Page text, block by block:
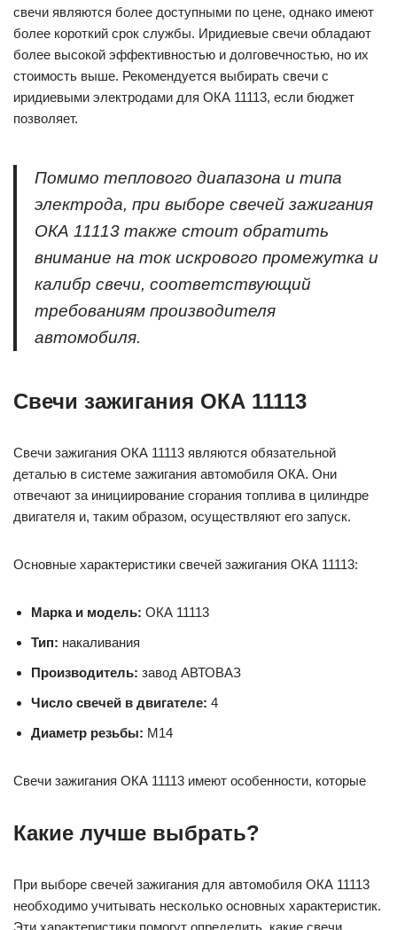
свечи являются более доступными по цене, однако имеют
более короткий срок службы. Иридиевые свечи обладают
более высокой эффективностью и долговечностью, но их
стоимость выше. Рекомендуется выбирать свечи с
иридиевыми электродами для ОКА 11113, если бюджет
позволяет.
Помимо теплового диапазона и типа
электрода, при выборе свечей зажигания
ОКА 11113 также стоит обратить
внимание на ток искрового промежутка и
калибр свечи, соответствующий
требованиям производителя
автомобиля.
Свечи зажигания ОКА 11113
Свечи зажигания ОКА 11113 являются обязательной
деталью в системе зажигания автомобиля ОКА. Они
отвечают за инициирование сгорания топлива в цилиндре
двигателя и, таким образом, осуществляют его запуск.
Основные характеристики свечей зажигания ОКА 11113:
Марка и модель: ОКА 11113
Тип: накаливания
Производитель: завод АВТОВАЗ
Число свечей в двигателе: 4
Диаметр резьбы: M14
Свечи зажигания ОКА 11113 имеют особенности, которые
Какие лучше выбрать?
При выборе свечей зажигания для автомобиля ОКА 11113
необходимо учитывать несколько основных характеристик.